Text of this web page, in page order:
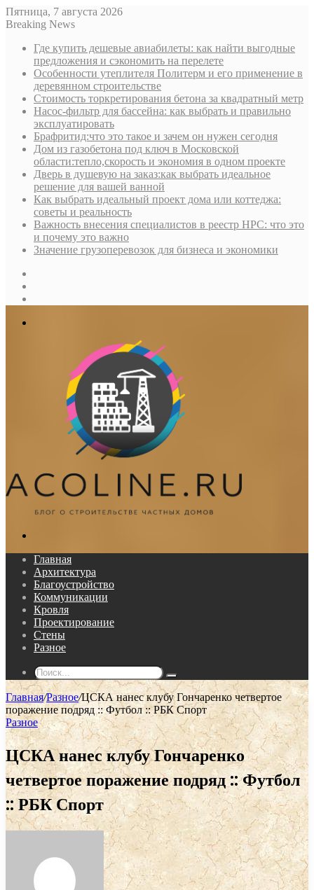
Пятница, 7 августа 2026
Breaking News
Где купить дешевые авиабилеты: как найти выгодные
предложения и сэкономить на перелете
Особенности утеплителя Политерм и его применение в
деревянном строительстве
Стоимость торкретирования бетона за квадратный метр
Насос-фильтр для бассейна: как выбрать и правильно
эксплуатировать
Брафритид:что это такое и зачем он нужен сегодня
Дом из газобетона под ключ в Московской
области:тепло,скорость и экономия в одном проекте
Дверь в душевую на заказ:как выбрать идеальное
решение для вашей ванной
Как выбрать идеальный проект дома или коттеджа:
советы и реальность
Важность внесения специалистов в реестр НРС: что это
и почему это важно
Значение грузоперевозок для бизнеса и экономики
Главная
Архитектура
Благоустройство
Коммуникации
Кровля
Проектирование
Стены
Разное
Поиск...
Главная/Разное/ЦСКА нанес клубу Гончаренко четвертое
поражение подряд :: Футбол :: РБК Спорт
Разное
ЦСКА нанес клубу Гончаренко
четвертое поражение подряд :: Футбол
:: РБК Спорт